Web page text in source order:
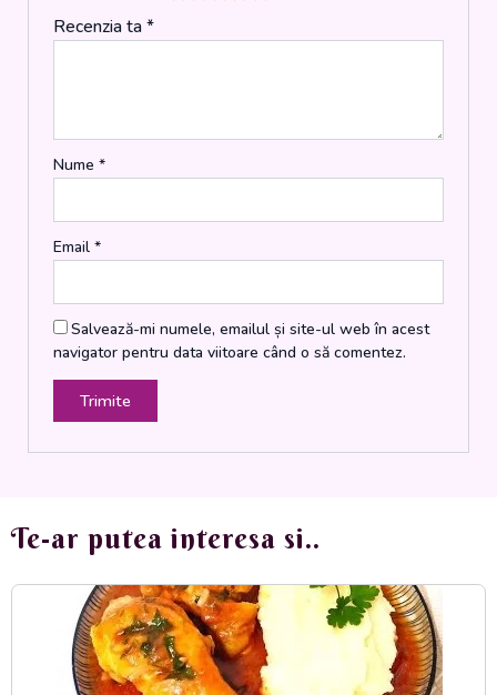
Recenzia ta*
Nume *
Email *
Salvează-mi numele, emailul și site-ul web în acest
navigator pentru data viitoare când o să comentez.
Te-ar putea interesa si..